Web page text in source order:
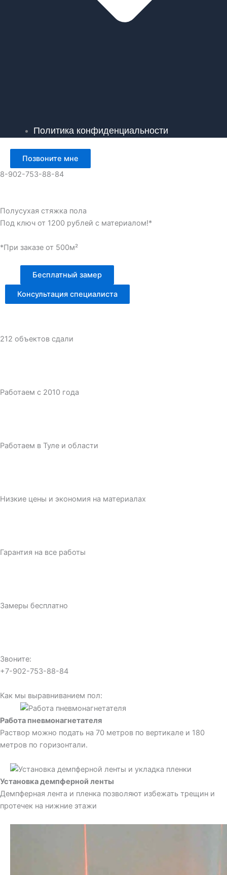
Политика конфиденциальности
Позвоните мне
8-902-753-88-84
Полусухая стяжка пола
Под ключ от 1200 рублей с материалом!*
*При заказе от 500м²
Бесплатный замер
Консультация специалиста
212 объектов сдали
Работаем с 2010 года
Работаем в Туле и области
Низкие цены и экономия на материалах
Гарантия на все работы
Замеры бесплатно
Звоните:
+7-902-753-88-84
Как мы выравниванием пол:
Работа пневмонагнетателя
Раствор можно подать на 70 метров по вертикале и 180
метров по горизонтали.
Установка демпферной ленты
Демпферная лента и пленка позволяют избежать трещин и
протечек на нижние этажи